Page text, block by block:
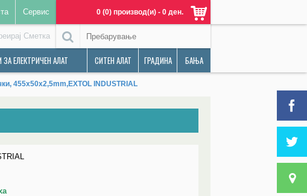
Сервис 0 (0) производ(и) - 0 ден.
Сметка
ЕЛЕКТРИЧЕН АЛАТ СИТЕН АЛАТ ГРАДИНА БАЊА
455x50x2,5mm,EXTOL INDUSTRIAL